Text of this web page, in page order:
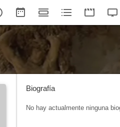
Biografía
No hay actualmente ninguna